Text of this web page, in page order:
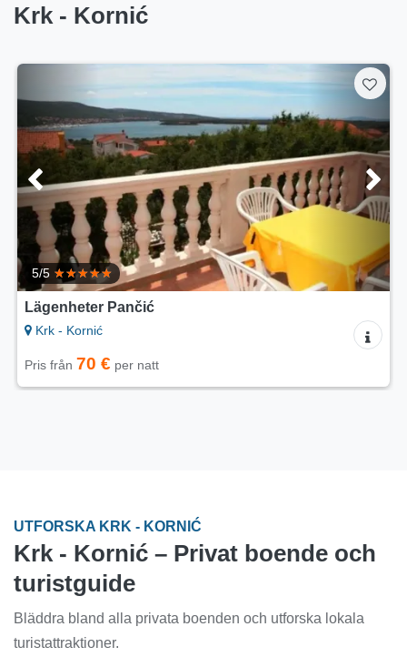
Krk - Kornić
5/5
Lägenheter Pančić
Krk - Kornić
Pris från 70 € per natt
UTFORSKA KRK - KORNIĆ
Krk - Kornić – Privat boende och
turistguide
Bläddra bland alla privata boenden och utforska lokala
turistattraktioner.